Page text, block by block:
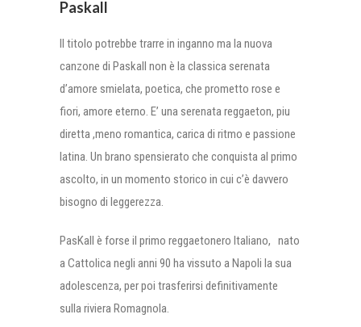
Paskall
Il titolo potrebbe trarre in inganno ma la nuova
canzone di Paskall non è la classica serenata
d’amore smielata, poetica, che prometto rose e
fiori, amore eterno. E’ una serenata reggaeton, piu
diretta ,meno romantica, carica di ritmo e passione
latina. Un brano spensierato che conquista al primo
ascolto, in un momento storico in cui c’è davvero
bisogno di leggerezza.
PasKall è forse il primo reggaetonero Italiano, nato
a Cattolica negli anni 90 ha vissuto a Napoli la sua
adolescenza, per poi trasferirsi definitivamente
sulla riviera Romagnola.